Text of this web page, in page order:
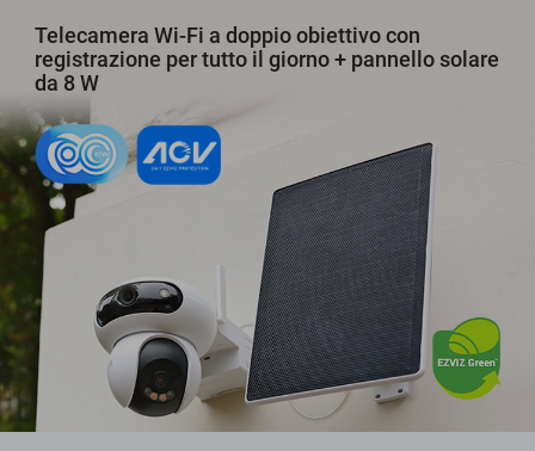
Telecamera Wi-Fi a doppio obiettivo con
registrazione per tutto il giorno + pannello solare
da 8 W